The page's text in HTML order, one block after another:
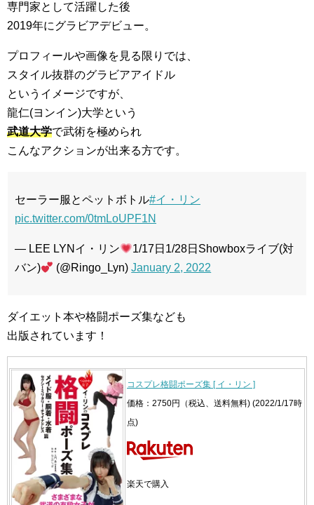
専門家として活躍した後
2019年にグラビアデビュー。
プロフィールや画像を見る限りでは、
スタイル抜群のグラビアアイドル
というイメージですが、
龍仁(ヨンイン)大学という
武道大学で武術を極められ
こんなアクションが出来る方です。
セーラー服とペットボトル#イ・リン
pic.twitter.com/0tmLoUPF1N
— LEE LYNイ・リン
1/17日1/28日Showboxライブ(対
バン)
(@Ringo_Lyn)January 2, 2022
ダイエット本や格闘ポーズ集なども
出版されています！
コスプレ格闘ポーズ集 [ イ・リン ]
価格：2750円（税込、送料無料) (2022/1/17時
点)
楽天で購入